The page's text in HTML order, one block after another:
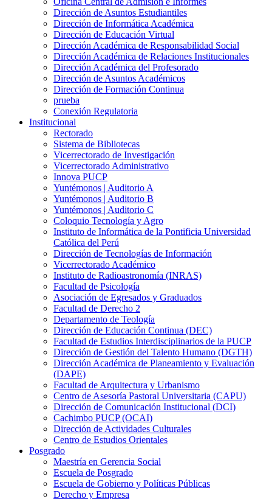
Dirección de Asuntos Estudiantiles
Dirección de Informática Académica
Dirección de Educación Virtual
Dirección Académica de Responsabilidad Social
Dirección Académica de Relaciones Institucionales
Dirección Académica del Profesorado
Dirección de Asuntos Académicos
Dirección de Formación Continua
prueba
Conexión Regulatoria
Institucional
Rectorado
Sistema de Bibliotecas
Vicerrectorado de Investigación
Vicerrectorado Administrativo
Innova PUCP
Yuntémonos | Auditorio A
Yuntémonos | Auditorio B
Yuntémonos | Auditorio C
Coloquio Tecnología y Agro
Instituto de Informática de la Pontificia Universidad
Católica del Perú
Dirección de Tecnologías de Información
Vicerrectorado Académico
Instituto de Radioastronomía (INRAS)
Facultad de Psicología
Asociación de Egresados y Graduados
Facultad de Derecho 2
Departamento de Teología
Dirección de Educación Continua (DEC)
Facultad de Estudios Interdisciplinarios de la PUCP
Dirección de Gestión del Talento Humano (DGTH)
Dirección Académica de Planeamiento y Evaluación
(DAPE)
Facultad de Arquitectura y Urbanismo
Centro de Asesoría Pastoral Universitaria (CAPU)
Dirección de Comunicación Institucional (DCI)
Cachimbo PUCP (OCAI)
Dirección de Actividades Culturales
Centro de Estudios Orientales
Posgrado
Maestría en Gerencia Social
Escuela de Posgrado
Escuela de Gobierno y Políticas Públicas
Derecho y Empresa